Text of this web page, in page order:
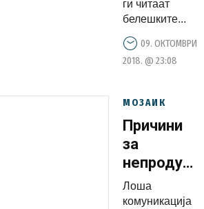
ги читаат
белешките...
09. ОКТОМВРИ
2018. @ 23:08
МОЗАИК
Причини
за
кај
Лоша
комуникација